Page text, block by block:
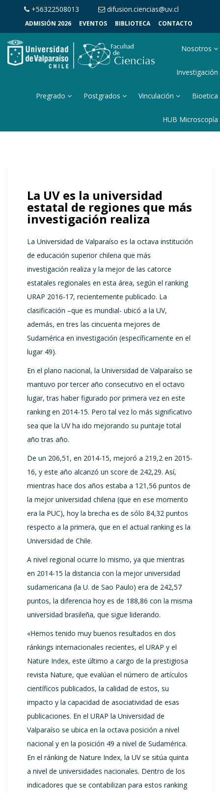
+56322508013 difusion.ciencias@uv.cl
ADMISIÓN 2026 EVENTOS BIBLIOTECA CONTACTO
Nosotros
Investigación
Pregrado Postgrados Vinculación Bioetica
HUB Microscopía
La UV es la universidad
estatal de regiones que más
investigación realiza
La Universidad de Valparaíso es la octava institución
de educación superior chilena que más
investigación realiza y la mejor de las catorce
estatales regionales en esta área, según el ranking
URAP 2016-17, recientemente publicado. La
clasificación –que es mundial- ubicó a la UV,
además, en tres las cincuenta mejores de
Sudamérica en investigación (específicamente en el
lugar 49).
En el plano nacional, la Universidad de Valparaíso se
mantuvo por tercer año consecutivo en el octavo
lugar, tras haber figurado por primera vez en este
ranking en 2014-15. Pero tal vez lo más significativo
sea que la UV ha ido mejorando su puntaje total
año tras año.
De un 206,51, en 2014-15, mejoró a 219,2 en 2015-
16, y este año alcanzó un score de 242,29. Así,
mientras hace dos años estaba a 121,56 puntos de
la mejor universidad chilena (que en ese momento
era la PUC), hoy la brecha es de sólo 84,32 puntos
respecto a la primera, que en el actual ranking es la
Universidad de Chile.
A nivel regional ocurre lo mismo, ya que mientras
en 2014-15 la distancia con la mejor universidad
sudamericana (la U. de Sao Paulo) era de 242,57
puntos, la diferencia hoy es de 188,86 con la misma
universidad brasileña, que sigue liderando.
«Hemos tenido muy buenos resultados en dos
ránkings internacionales recientes, el URAP y el
Nature Index, este último a cargo de la prestigiosa
revista Nature, que evalúan el número de artículos
científicos publicados, la calidad de estos, su
impacto y la capacidad de asociatividad de esas
publicaciones. En el URAP la Universidad de
Valparaíso se ubica en la octava posición a nivel
nacional y en la posición 49 a nivel de Sudamérica.
En el ránking de Nature Index, la UV se sitúa quinta
a nivel de universidades nacionales. Dentro de los
indicadores que se contabilizan para estos ranking